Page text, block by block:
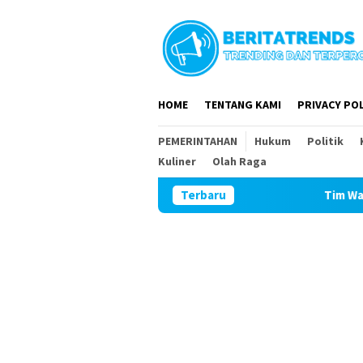
HOME TENTANG KAMI PRIVACY
PEMERINTAHAN Hukum Politik
Kuliner
Olah Raga
Terbaru
Tim Wasev Mabesad Kunjungi